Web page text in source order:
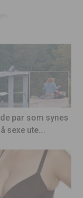
par som synes
sexe ute...